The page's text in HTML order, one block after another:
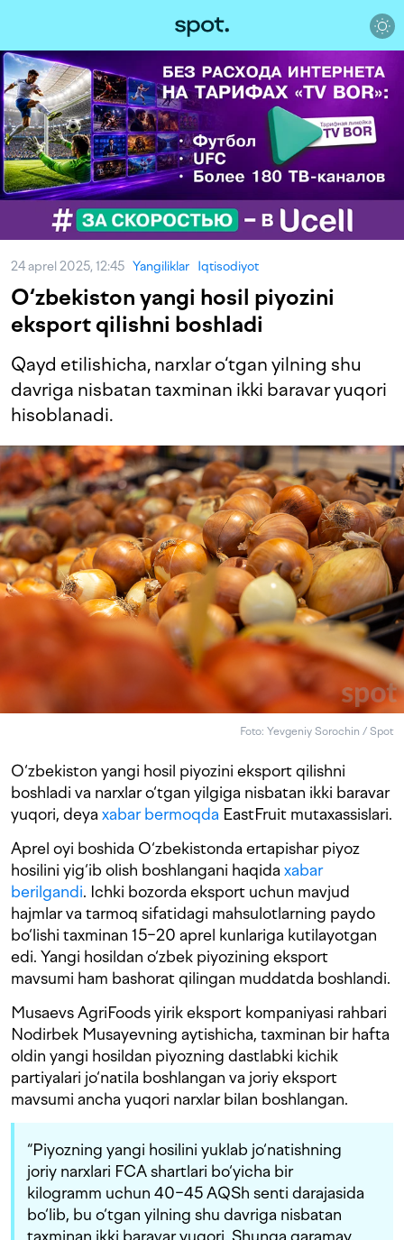
24 aprel 2025, 12:45 Yangiliklar Iqtisodiyot
O‘zbekiston yangi hosil piyozini
eksport qilishni boshladi
Qayd etilishicha, narxlar o‘tgan yilning shu
davriga nisbatan taxminan ikki baravar yuqori
hisoblanadi.
Foto: Yevgeniy Sorochin / Spot
O‘zbekiston yangi hosil piyozini eksport qilishni
boshladi va narxlar o‘tgan yilgiga nisbatan ikki baravar
yuqori, deya xabar bermoqda EastFruit mutaxassislari.
Aprel oyi boshida O‘zbekistonda ertapishar piyoz
hosilini yig‘ib olish boshlangani haqida xabar
berilgandi. Ichki bozorda eksport uchun mavjud
hajmlar va tarmoq sifatidagi mahsulotlarning paydo
bo‘lishi taxminan 15−20 aprel kunlariga kutilayotgan
edi. Yangi hosildan o‘zbek piyozining eksport
mavsumi ham bashorat qilingan muddatda boshlandi.
Musaevs AgriFoods yirik eksport kompaniyasi rahbari
Nodirbek Musayevning aytishicha, taxminan bir hafta
oldin yangi hosildan piyozning dastlabki kichik
partiyalari jo‘natila boshlangan va joriy eksport
mavsumi ancha yuqori narxlar bilan boshlangan.
“Piyozning yangi hosilini yuklab jo‘natishning
joriy narxlari FCA shartlari bo‘yicha bir
kilogramm uchun 40−45 AQSh senti darajasida
bo‘lib, bu o‘tgan yilning shu davriga nisbatan